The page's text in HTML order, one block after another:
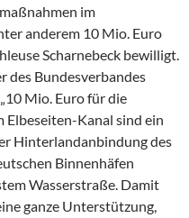
im
anderem 10 Mio. Euro
Scharnebeck bewilligt.
des Bundesverbandes
Mio. Euro für die
Elbeseiten-Kanal sind ein
Hinterlandanbindung des
Binnenhäfen
Wasserstraße. Damit
ganze Unterstützung,